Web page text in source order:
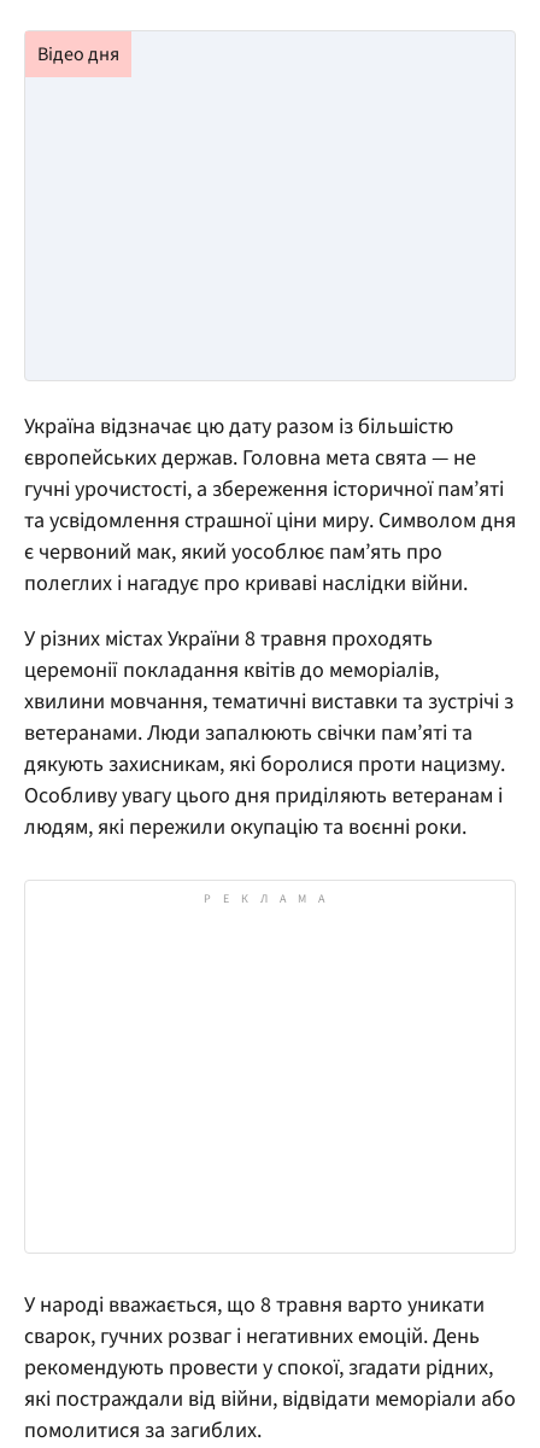
Україна відзначає цю дату разом із більшістю
європейських держав. Головна мета свята — не
гучні урочистості, а збереження історичної пам’яті
та усвідомлення страшної ціни миру. Символом дня
є червоний мак, який уособлює пам’ять про
полеглих і нагадує про криваві наслідки війни.
У різних містах України 8 травня проходять
церемонії покладання квітів до меморіалів,
хвилини мовчання, тематичні виставки та зустрічі з
ветеранами. Люди запалюють свічки пам’яті та
дякують захисникам, які боролися проти нацизму.
Особливу увагу цього дня приділяють ветеранам і
людям, які пережили окупацію та воєнні роки.
У народі вважається, що 8 травня варто уникати
сварок, гучних розваг і негативних емоцій. День
рекомендують провести у спокої, згадати рідних,
які постраждали від війни, відвідати меморіали або
помолитися за загиблих.